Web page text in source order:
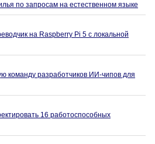
по запросам на естественном языке
на Raspberry Pi 5 с локальной
команду разработчиков ИИ-чипов для
16 работоспособных